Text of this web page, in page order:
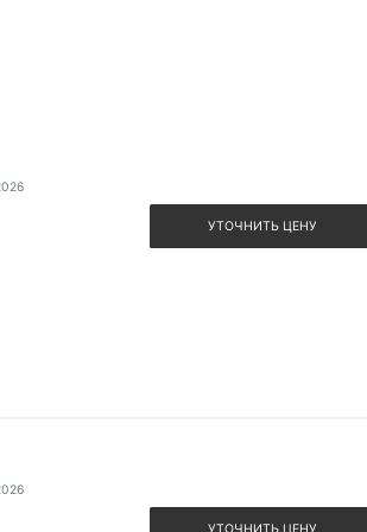
УТОЧНИТЬ ЦЕНУ